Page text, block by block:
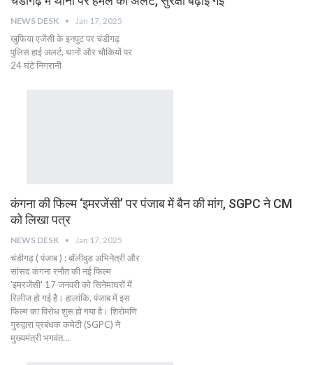
NEWS DESK Jan 17, 2025
खुफिया एजेंसी के इनपुट पर चंडीगढ़
पुलिस हाई अलर्ट, थानों और चौकियों पर
24 घंटे निगरानी
कंगना की फिल्म ‘इमरजेंसी’ पर पंजाब में बैन की मांग, SGPC ने CM
को लिखा पत्र
NEWS DESK Jan 17, 2025
चंडीगढ़ ( पंजाब ) : बॉलीवुड अभिनेत्री और
सांसद कंगना रनौत की नई फिल्म
'इमरजेंसी' 17 जनवरी को सिनेमाघरों में
रिलीज हो गई है। हालांकि, पंजाब में इस
फिल्म का विरोध शुरू हो गया है। शिरोमणि
गुरुद्वारा प्रबंधक कमेटी (SGPC) ने
मुख्यमंत्री भगवंत…